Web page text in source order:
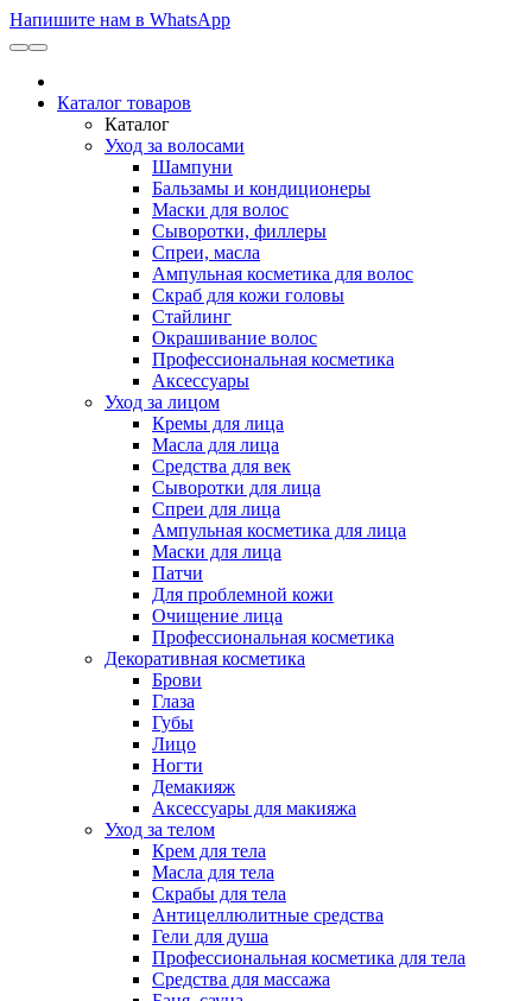
Напишите нам в WhatsApp
Каталог товаров
Каталог
Уход за волосами
Шампуни
Бальзамы и кондиционеры
Маски для волос
Сыворотки, филлеры
Спреи, масла
Ампульная косметика для волос
Скраб для кожи головы
Стайлинг
Окрашивание волос
Профессиональная косметика
Аксессуары
Уход за лицом
Кремы для лица
Масла для лица
Средства для век
Сыворотки для лица
Спреи для лица
Ампульная косметика для лица
Маски для лица
Патчи
Для проблемной кожи
Очищение лица
Профессиональная косметика
Декоративная косметика
Брови
Глаза
Губы
Лицо
Ногти
Демакияж
Аксессуары для макияжа
Уход за телом
Крем для тела
Масла для тела
Скрабы для тела
Антицеллюлитные средства
Гели для душа
Профессиональная косметика для тела
Средства для массажа